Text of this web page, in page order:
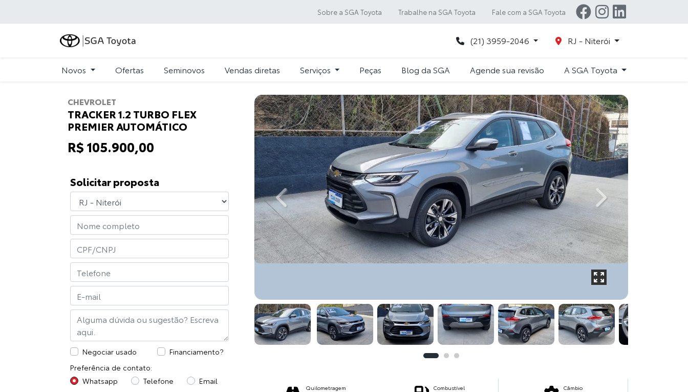
Sobre a SGA Toyota Trabalhe na SGA Toyota Fale com a SGA Toyota
(21) 3959-2046 RJ - Niterói
Novos Ofertas Seminovos Vendas diretas Serviços Peças Blog da SGA Agende sua revisão A SGA Toyota
CHEVROLET
TRACKER 1.2 TURBO FLEX
PREMIER AUTOMÁTICO
R$ 105.900,00
Solicitar proposta
Financiamento?
Negociar usado
Preferência de contato:
Whatsapp
Telefone Email
Previous Next
Câmbio
Combustível
Quilometragem